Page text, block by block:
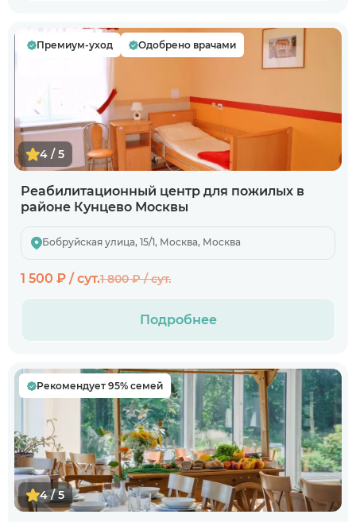
Премиум-уход Одобрено врачами
4 / 5
Реабилитационный центр для пожилых в
районе Кунцево Москвы
Бобруйская улица, 15/1, Москва, Москва
1 500 ₽ / сут.1 800 ₽ / сут.
Подробнее
Рекомендует 95% семей
4 / 5